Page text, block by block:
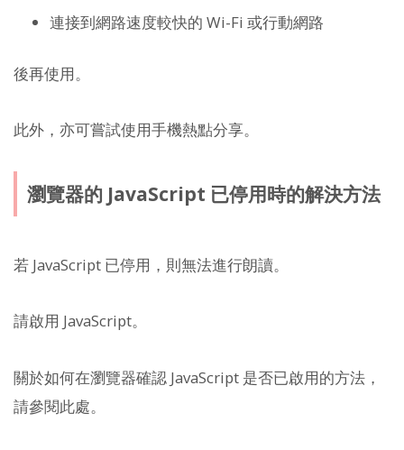
連接到網路速度較快的 Wi-Fi 或行動網路
後再使用。
此外，亦可嘗試使用手機熱點分享。
瀏覽器的 JavaScript 已停用時的解決方法
若 JavaScript 已停用，則無法進行朗讀。
請啟用 JavaScript。
關於如何在瀏覽器確認 JavaScript 是否已啟用的方法，
請參閱此處。